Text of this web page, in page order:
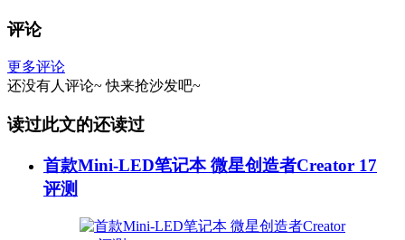
评论
更多评论
还没有人评论~ 快来抢沙发吧~
读过此文的还读过
首款Mini-LED笔记本 微星创造者Creator 17
评测